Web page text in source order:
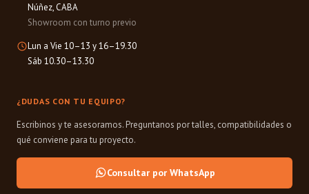
Núñez, CABA
Showroom con turno previo
Lun a Vie 10–13 y 16–19.30
Sáb 10.30–13.30
¿DUDAS CON TU EQUIPO?
Escribinos y te asesoramos. Preguntanos por talles, compatibilidades o
qué conviene para tu proyecto.
Consultar por WhatsApp